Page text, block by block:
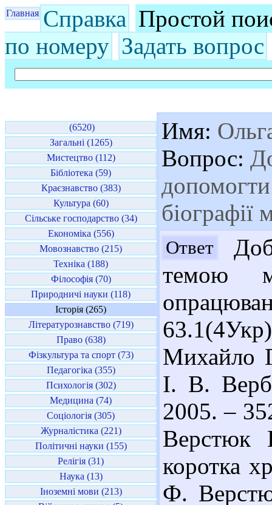
Главная Справка Простой
по номеру Задать вопрос
(6520)
Загальні (1265)
Мистецтво (112)
Бібліотека (59)
Краєзнавство (383)
Культура (60)
Сільське господарство (34)
Економіка (556)
Мовознавство (215)
Техніка (188)
Філософія (70)
Природничі науки (118)
Історія (265)
Літературознавство (719)
Право (638)
Фізкультура та спорт (73)
Педагогіка (355)
Психологія (302)
Медицина (74)
Соціологія (305)
Журналістика (221)
Політичні науки (155)
Релігія (31)
Наука (13)
Іноземні мови (213)
Имя:
Вопрос:
біографії
Ответ
темою
Михайло
І. В.
2005. –
коротка
Ф.